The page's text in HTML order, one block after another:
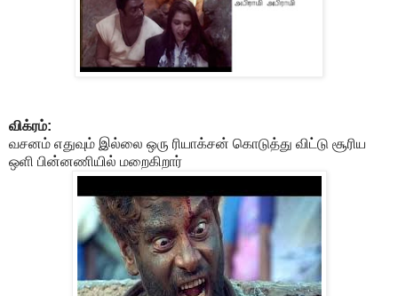
விக்ரம்:
வசனம் எதுவும் இல்லை ஒரு ரியாக்சன் கொடுத்து விட்டு சூரிய
ஒளி பின்னணியில் மறைகிறார்